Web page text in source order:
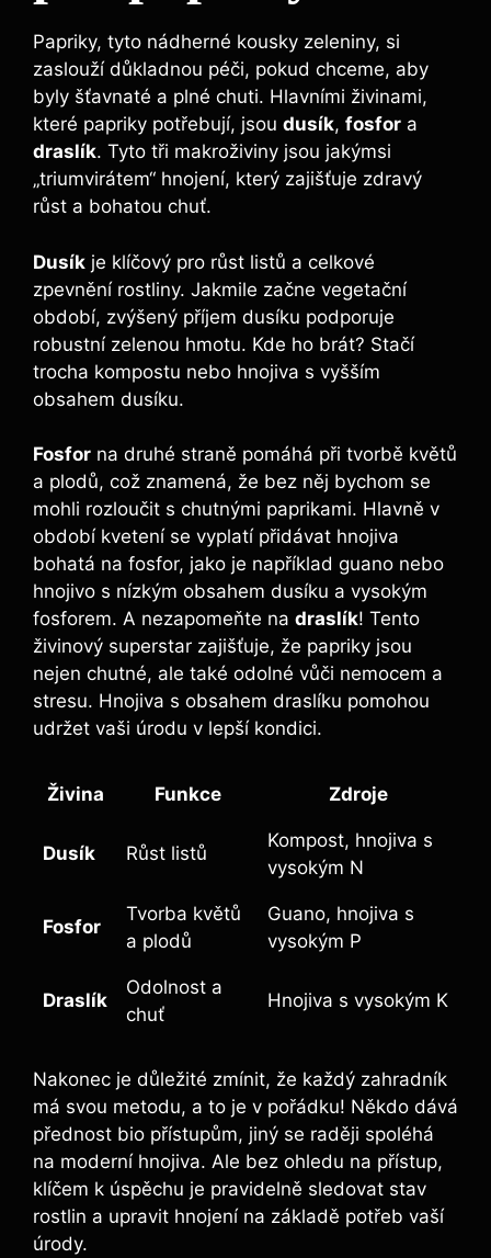
Papriky, tyto nádherné kousky zeleniny, si
zaslouží ⁢důkladnou péči, pokud chceme, aby
byly šťavnaté⁢ a⁢ plné chuti. ⁣Hlavními živinami,
které papriky potřebují, jsou dusík, fosfor a ‍
draslík. Tyto tři makroživiny jsou jakýmsi
„triumvirátem“ hnojení, který zajišťuje zdravý
růst ‍a⁣ bohatou⁢ chuť.
Dusík je klíčový pro růst listů a celkové
zpevnění rostliny. Jakmile začne vegetační
období, zvýšený příjem dusíku podporuje
robustní zelenou hmotu. Kde⁣ ho brát?⁣ Stačí ​
trocha kompostu nebo hnojiva‍ s⁣ vyšším
⁢obsahem dusíku.
Fosfor na ⁣druhé straně pomáhá​ při ‌tvorbě květů
a plodů, což‌ znamená, že‍ bez něj⁢ bychom se
mohli rozloučit ​s chutnými paprikami. Hlavně v
⁤období ‌kvetení se vyplatí‍ přidávat⁤ hnojiva
bohatá na ‍fosfor, jako je například guano nebo
hnojivo s nízkým obsahem dusíku a vysokým
fosforem. A nezapomeňte na draslík! Tento‍
živinový superstar zajišťuje, že ‌papriky jsou
nejen chutné, ‍ale‌ také odolné vůči​ nemocem a
stresu. Hnojiva s obsahem draslíku pomohou
⁣udržet vaši úrodu ⁢v​ lepší kondici.
Živina Funkce Zdroje
Dusík Růst listů
Kompost, hnojiva s
vysokým N
Fosfor
Tvorba ‍květů⁤
a⁢ plodů
Guano, hnojiva s
vysokým P
Draslík
Odolnost a
chuť
Hnojiva s vysokým‌ K
Nakonec je důležité zmínit, že každý zahradník
má svou metodu, a to je v pořádku! Někdo dává
přednost‌ bio přístupům, jiný⁢ se raději ⁣spoléhá⁣
na moderní‌ hnojiva. Ale bez ohledu na ⁢přístup,
klíčem k úspěchu ⁤je pravidelně sledovat⁢ stav
rostlin​ a upravit hnojení ⁣na základě potřeb vaší
úrody.